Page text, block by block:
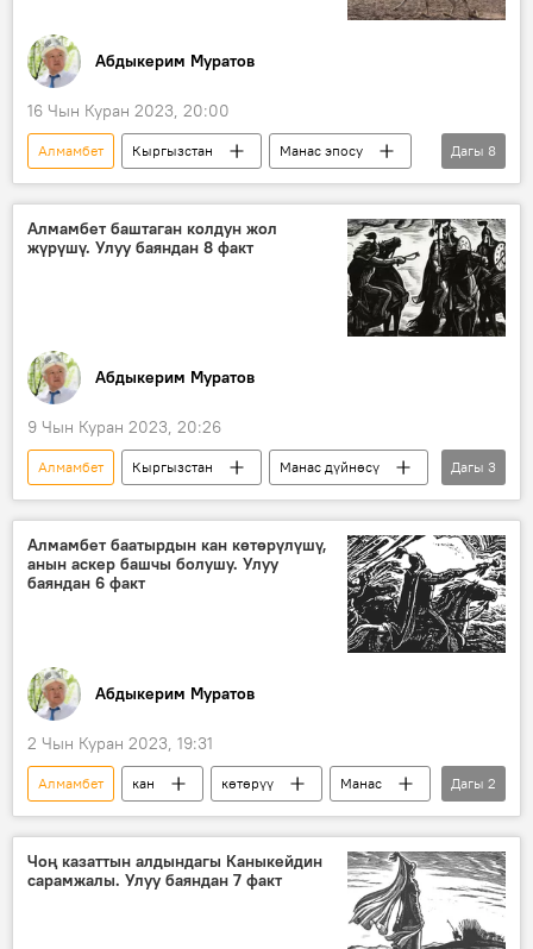
Абдыкерим Муратов
16 Чын Куран 2023, 20:00
Алмамбет Кыргызстан
Манас эпосу
Чоң казат
Бакай
санак
кол
Тазбаймат
Сыргак
Чубак
чалгын
Дагы 8
Алмамбет баштаган колдун жол
жүрүшү. Улуу баяндан 8 факт
Абдыкерим Муратов
9 Чын Куран 2023, 20:26
Алмамбет Кыргызстан
Манас дүйнөсү
Манас эпосу
факты хандык
Дагы 3
Алмамбет баатырдын кан көтөрүлүшү,
анын аскер башчы болушу. Улуу
баяндан 6 факт
Абдыкерим Муратов
2 Чын Куран 2023, 19:31
Алмамбет кан көтөрүү
Манас
Манас дүйнөсү
Манас эпосу
Дагы 2
Чоң казаттын алдындагы Каныкейдин
сарамжалы. Улуу баяндан 7 факт